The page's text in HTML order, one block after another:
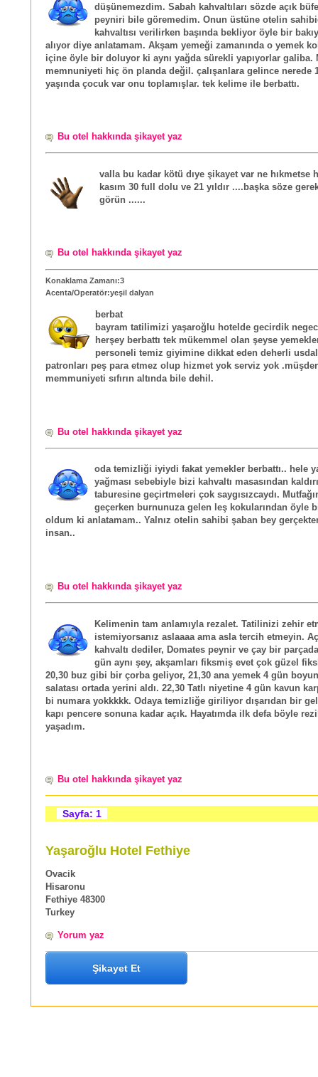
düşünemezdim. Sabah kahvaltıları sözde açık
peyniri bile göremedim. Onun üstüne otelin
kahvaltısı verilirken başında bekliyor öyle bir
alıyor diye anlatamam. Akşam yemeği zamanında o yemek
içine öyle bir doluyor ki aynı yağda sürekli yapıyorlar galiba.
memnuniyeti hiç ön planda değil. çalışanlara gelince nerede
yaşında çocuk var onu toplamışlar. tek kelime ile berbattı.
Bu otel hakkında şikayet yaz
valla bu kadar kötü dıye şikayet var ne hıkmetse
kasım 30 full dolu ve 21 yıldır ....başka söze
görün ......
Bu otel hakkında şikayet yaz
Konaklama Zamanı:3
Acenta/Operatör:yeşil dalyan
berbat
bayram tatilimizi yaşaroğlu hotelde gecirdik
herşey berbattı tek mükemmel olan şeyse
personeli temiz giyimine dikkat eden deherli
patronları peş para etmez olup hizmet yok serviz yok
memmuniyeti sıfırın altında bile dehil.
Bu otel hakkında şikayet yaz
oda temizliği iyiydi fakat yemekler berbattı.. hele
yağması sebebiyle bizi kahvaltı masasından
taburesine geçirtmeleri çok saygısızcaydı.
geçerken burnunuza gelen leş kokularından öyle
oldum ki anlatamam.. Yalnız otelin sahibi şaban bey
insan..
Bu otel hakkında şikayet yaz
Kelimenin tam anlamıyla rezalet. Tatilinizi zehir
istemiyorsanız aslaaaa ama asla tercih etmeyin.
kahvaltı dediler, Domates peynir ve çay bir
gün aynı şey, akşamları fiksmiş evet çok güzel
20,30 buz gibi bir çorba geliyor, 21,30 ana yemek 4 gün
salatası ortada yerini aldı. 22,30 Tatlı niyetine 4 gün kavun
bi numara yokkkkk. Odaya temizliğe giriliyor dışarıdan bir
kapı pencere sonuna kadar açık. Hayatımda ilk defa böyle
yaşadım.
Bu otel hakkında şikayet yaz
Sayfa: 1
Yaşaroğlu Hotel Fethiye
Ovacik
Hisaronu
Fethiye 48300
Turkey
Yorum yaz
Şikayet Et